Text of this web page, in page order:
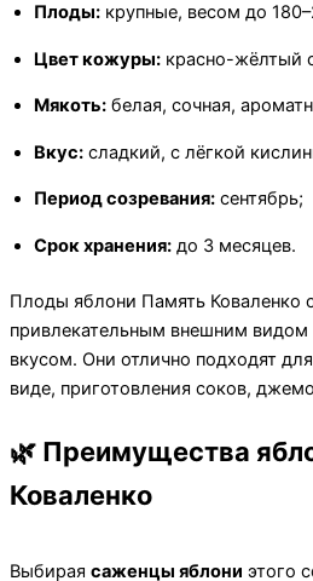
Плоды: крупные, весом до
Цвет кожуры: красно-жёлтый
Мякоть: белая, сочная,
Вкус: сладкий, с лёгкой
Период созревания: сентябрь;
Срок хранения: до 3 месяцев.
Плоды яблони Память Коваленко
привлекательным внешним
вкусом. Они отлично подходят
виде, приготовления соков,
🌿 Преимущества
Коваленко
Выбирая саженцы яблони этого